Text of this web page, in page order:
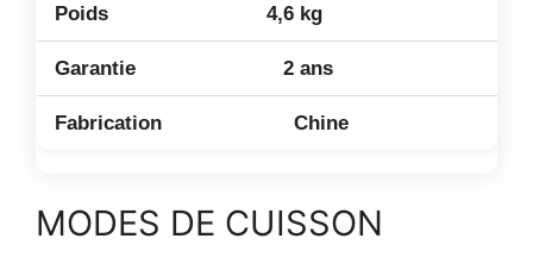
4,6 kg
2 ans
Chine
MODES DE CUISSON